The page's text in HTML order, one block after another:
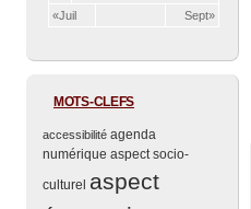
«Juil Sept»
MOTS-CLEFS
accessibilité agenda
numérique aspect socio-
culturel aspect